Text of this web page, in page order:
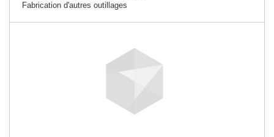
Fabrication d'autres outillages